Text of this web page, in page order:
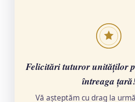
Felicitări tuturor unităților
întreaga
Vă așteptăm cu drag la